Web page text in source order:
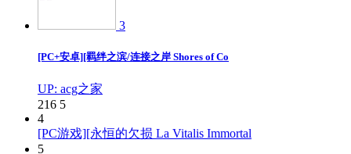
3
[PC+安卓][羁绊之滨/连接之岸 Shores of Co
UP: acg之家
216 5
4
[PC游戏][永恒的欠损 La Vitalis Immortal
5